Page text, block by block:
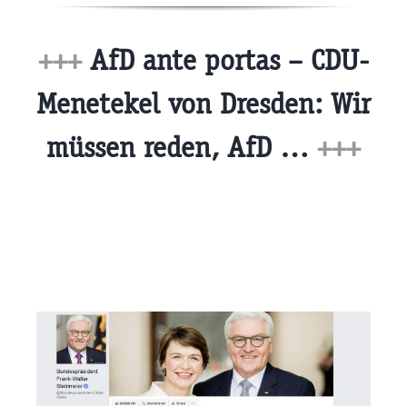
+++AfD ante portas – CDU-
Menetekel von Dresden: Wir
müssen reden, AfD … +++